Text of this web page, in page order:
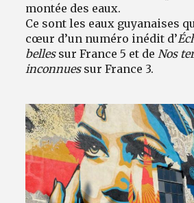
montée des eaux.
Ce sont les eaux guyanaises
cœur d’un numéro inédit d’
bellessur France 5 et de Nos
inconnuessur France 3.